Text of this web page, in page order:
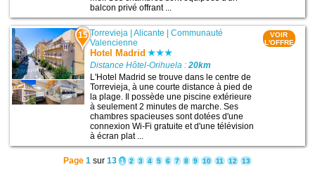
balcon privé offrant ...
15 Torrevieja |Alicante |Communauté
Valencienne
Hotel Madrid
Distance Hôtel-Orihuela :20km
L'Hotel Madrid se trouve dans le centre de
Torrevieja, à une courte distance à pied de
la plage. Il possède une piscine extérieure
à seulement 2 minutes de marche. Ses
chambres spacieuses sont dotées d'une
connexion Wi-Fi gratuite et d'une télévision
à écran plat ...
VOIR
L'OFFRE
Page 1 sur 13 1 2 3 4 5 6 7 8 9 10 11 12 13